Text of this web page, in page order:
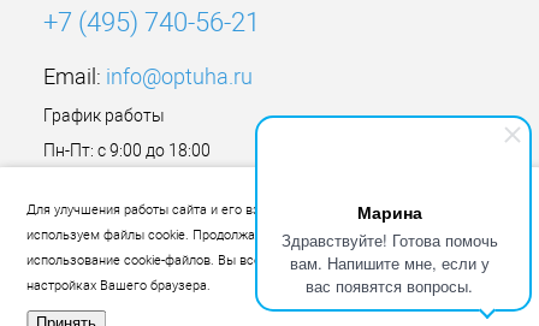
Марина
Здравствуйте! Готова помочь
вам. Напишите мне, если у
вас появятся вопросы.
Для улучшения работы сайта и его взаимодействия с пользователями мы
используем файлы cookie. Продолжая работу с сайтом, Вы разрешаете
использование cookie-файлов. Вы всегда можете отключить файлы cookie в
настройках Вашего браузера.
+7 (495) 740-56-21
Email: info@optuha.ru
График работы
Пн-Пт: с 9:00 до 18:00